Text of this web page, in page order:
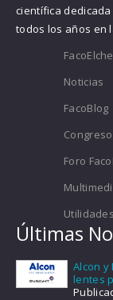
científica
todos los años en
FacoElche
Noticias
FacoBlog
Congreso
Foro
Últimas
Alcon y
lentes